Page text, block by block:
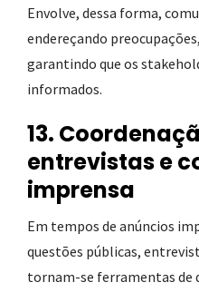
Envolve, dessa forma,
endereçando
garantindo que os
informados.
13.
entrevistas e
imprensa
Em tempos de anúncios
questões públicas,
tornam-se ferramentas de